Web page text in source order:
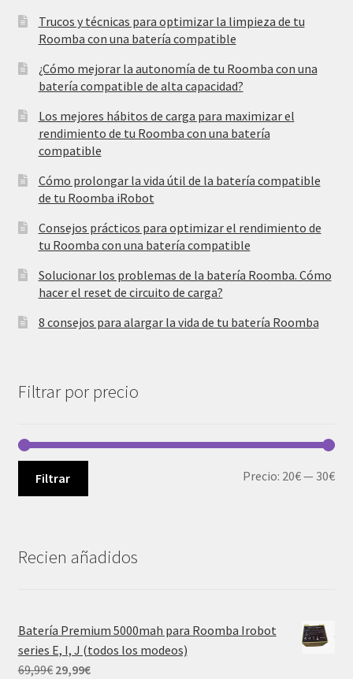
Trucos y técnicas para optimizar la limpieza de tu
Roomba con una batería compatible
¿Cómo mejorar la autonomía de tu Roomba con una
batería compatible de alta capacidad?
Los mejores hábitos de carga para maximizar el
rendimiento de tu Roomba con una batería
compatible
Cómo prolongar la vida útil de la batería compatible
de tu Roomba iRobot
Consejos prácticos para optimizar el rendimiento de
tu Roomba con una batería compatible
Solucionar los problemas de la batería Roomba. Cómo
hacer el reset de circuito de carga?
8 consejos para alargar la vida de tu batería Roomba
Filtrar por precio
Filtrar Precio: 20€— 30€
Recien añadidos
Batería Premium 5000mah para Roomba Irobot
series E, I, J (todos los modeos)
69,99€ El
29,99€El